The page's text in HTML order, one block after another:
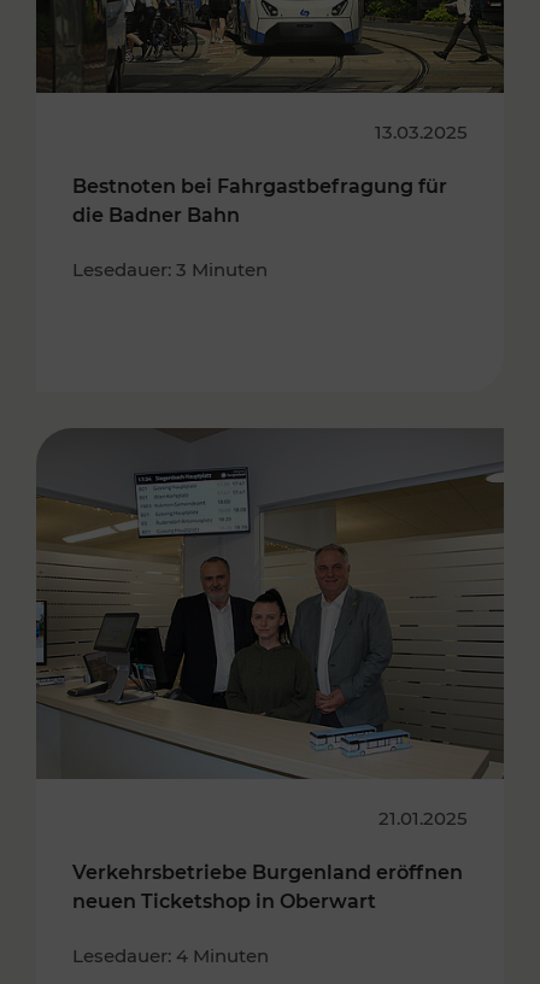
13.03.2025
Bestnoten bei Fahrgastbefragung für
die Badner Bahn
Lesedauer: 3 Minuten
21.01.2025
Verkehrsbetriebe Burgenland eröffnen
neuen Ticketshop in Oberwart
Lesedauer: 4 Minuten